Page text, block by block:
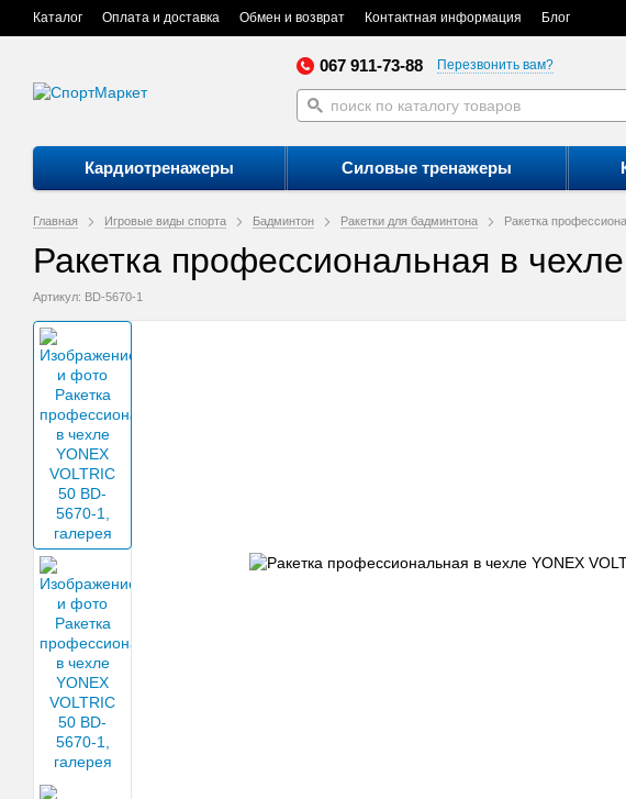
Каталог Оплата и доставка Обмен и возврат Контактная информация Блог
067 911-73-88 Перезвонить вам?
Кардиотренажеры Силовые тренажеры
Главная Игровые виды спорта Бадминтон Ракетки для бадминтона Ракетка
Ракетка профессиональная в
Артикул: BD-5670-1